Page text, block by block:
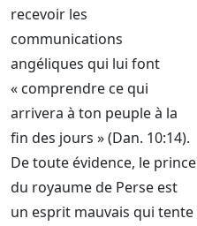
recevoir les
communications
angéliques qui lui font
« comprendre ce qui
arrivera à ton peuple à la
fin des jours » (Dan. 10:14).
De toute évidence, le prince
du royaume de Perse est
un esprit mauvais qui tente